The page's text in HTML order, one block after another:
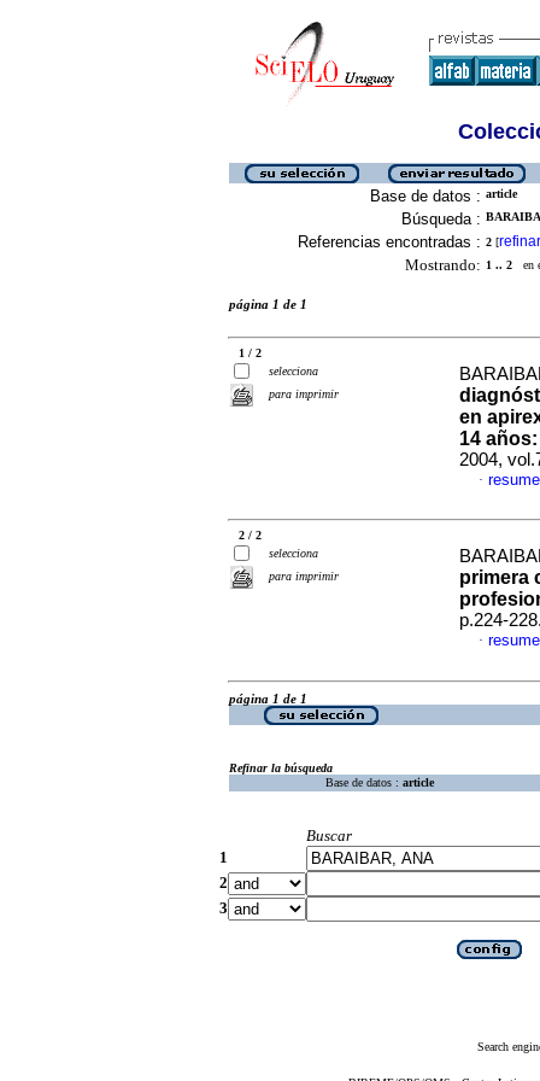
Base de datos : article
Búsqueda :
Referencias encontradas : 2 [refinar
Mostrando: 1 .. 2 en
página 1 de 1
1 / 2
selecciona
para imprimir
en
14
2004,
·
2 / 2
selecciona
para imprimir
primera
p.224-
·
página 1 de 1
Refinar la búsqueda
Base de datos : article
Buscar
1
2
3
Search